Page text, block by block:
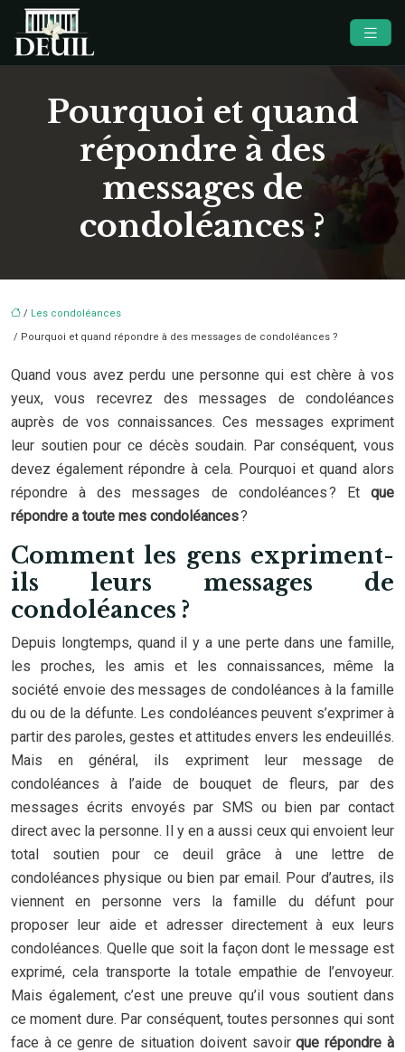
Pourquoi et quand
répondre à des
messages de
condoléances ?
/ Les condoléances
/ Pourquoi et quand répondre à des messages de condoléances ?
Quand vous avez perdu une personne qui est chère à vos
yeux, vous recevrez des messages de condoléances
auprès de vos connaissances. Ces messages expriment
leur soutien pour ce décès soudain. Par conséquent, vous
devez également répondre à cela. Pourquoi et quand alors
répondre à des messages de condoléances ? Et que
répondre a toute mes condoléances?
Comment les gens expriment-
ils leurs messages de
condoléances ?
Depuis longtemps, quand il y a une perte dans une famille,
les proches, les amis et les connaissances, même la
société envoie des messages de condoléances à la famille
du ou de la défunte. Les condoléances peuvent s’exprimer à
partir des paroles, gestes et attitudes envers les endeuillés.
Mais en général, ils expriment leur message de
condoléances à l’aide de bouquet de fleurs, par des
messages écrits envoyés par SMS ou bien par contact
direct avec la personne. Il y en a aussi ceux qui envoient leur
total soutien pour ce deuil grâce à une lettre de
condoléances physique ou bien par email. Pour d’autres, ils
viennent en personne vers la famille du défunt pour
proposer leur aide et adresser directement à eux leurs
condoléances. Quelle que soit la façon dont le message est
exprimé, cela transporte la totale empathie de l’envoyeur.
Mais également, c’est une preuve qu’il vous soutient dans
ce moment dure. Par conséquent, toutes personnes qui sont
face à ce genre de situation doivent savoirque répondre à